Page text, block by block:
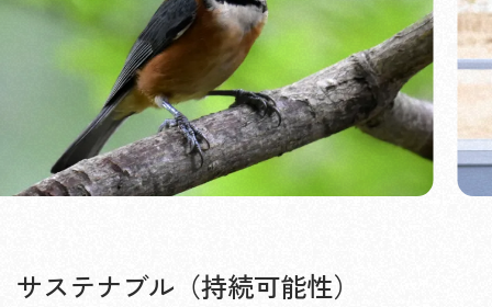
サステナブル（持続可能性）